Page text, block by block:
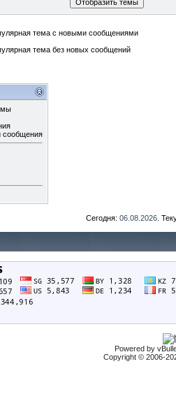
тема с новыми сообщениями
тема без новых сообщений
сообщения
Сегодня: 06.08.2026 .
Powered by
Copyright © 2006-